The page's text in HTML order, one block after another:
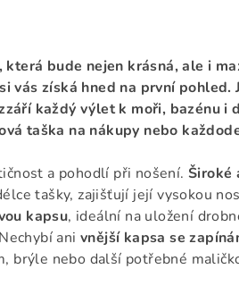
bude nejen krásná, ale i
vás získá hned na první pohled.
každý výlet k moři, bazénu i
taška na nákupy nebo
a pohodlí při nošení. Široké
tašky, zajišťují její vysokou
kapsu, ideální na uložení
ani vnější kapsa se
brýle nebo další potřebné